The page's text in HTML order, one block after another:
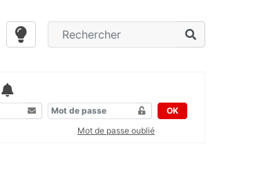
OK
Mot de passe oublié